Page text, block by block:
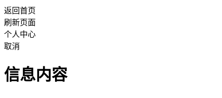
返回首页
刷新页面
个人中心
取消
信息内容